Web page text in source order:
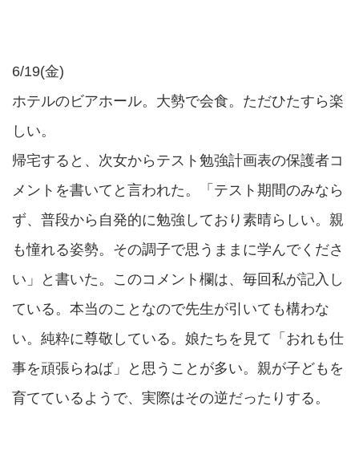
6/19(金)
ホテルのビアホール。大勢で会食。ただひたすら楽
しい。
帰宅すると、次女からテスト勉強計画表の保護者コ
メントを書いてと言われた。「テスト期間のみなら
ず、普段から自発的に勉強しており素晴らしい。親
も憧れる姿勢。その調子で思うままに学んでくださ
い」と書いた。このコメント欄は、毎回私が記入し
ている。本当のことなので先生が引いても構わな
い。純粋に尊敬している。娘たちを見て「おれも仕
事を頑張らねば」と思うことが多い。親が子どもを
育てているようで、実際はその逆だったりする。